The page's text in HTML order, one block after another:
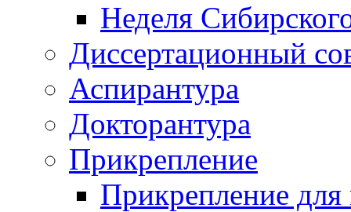
Неделя
Диссертационный
Аспирантура
Докторантура
Прикрепление
Прикрепление для